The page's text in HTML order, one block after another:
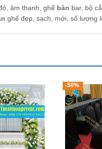
âm thanh, ghế bàn bar, bộ
ghế đẹp, sạch, mới, số lượng
-50%